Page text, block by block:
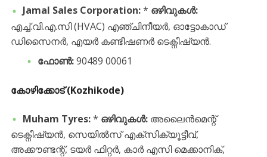
Jamal Sales Corporation:* ഒഴിവുകൾ:
എച്ച്.വി.എ.സി (HVAC) എഞ്ചിനീയർ, ഓട്ടോകാഡ്
ഡിസൈനർ, എയർ കണ്ടീഷണർ ടെക്നീഷ്യൻ.
ഫോൺ:90489 00061
കോഴിക്കോട് (Kozhikode)
Muham Tyres:* ഒഴിവുകൾ:അലൈൻമെന്റ്
ടെക്നീഷ്യൻ, സെയിൽസ് എക്സിക്യൂട്ടീവ്,
അക്കൗണ്ടന്റ്, ടയർ ഫിറ്റർ, കാർ എസി മെക്കാനിക്,